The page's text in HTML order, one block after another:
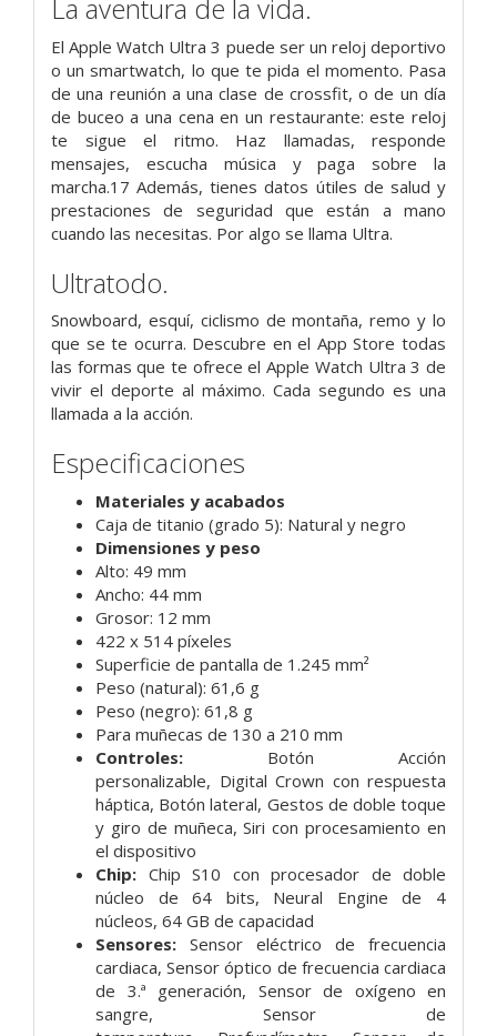
La aventura de la vida.
El Apple Watch Ultra 3 puede ser un reloj deportivo
o un smartwatch, lo que te pida el momento. Pasa
de una reunión a una clase de crossfit, o de un día
de buceo a una cena en un restaurante: este reloj
te sigue el ritmo. Haz llamadas, responde
mensajes, escucha música y paga sobre la
marcha.17 Además, tienes datos útiles de salud y
prestaciones de seguridad que están a mano
cuando las necesitas. Por algo se llama Ultra.
Ultratodo.
Snowboard, esquí, ciclismo de montaña, remo y lo
que se te ocurra. Descubre en el App Store todas
las formas que te ofrece el Apple Watch Ultra 3 de
vivir el deporte al máximo. Cada segundo es una
llamada a la acción.
Especificaciones
Materiales y acabados
Caja de titanio (grado 5): Natural y negro
Dimensiones y peso
Alto: 49 mm
Ancho: 44 mm
Grosor: 12 mm
422 x 514 píxeles
Superficie de pantalla de 1.245 mm²
Peso (natural): 61,6 g
Peso (negro): 61,8 g
Para muñecas de 130 a 210 mm
Controles: Botón Acción
personalizable, Digital Crown con respuesta
háptica, Botón lateral, Gestos de doble toque
y giro de muñeca,Siri con procesamiento en
el dispositivo
Chip: Chip S10 con procesador de doble
núcleo de 64 bits, Neural Engine de 4
núcleos, 64 GB de capacidad
Sensores: Sensor eléctrico de frecuencia
cardiaca,Sensor óptico de frecuencia cardiaca
de 3.ª generación, Sensor de oxígeno en
sangre, Sensor de